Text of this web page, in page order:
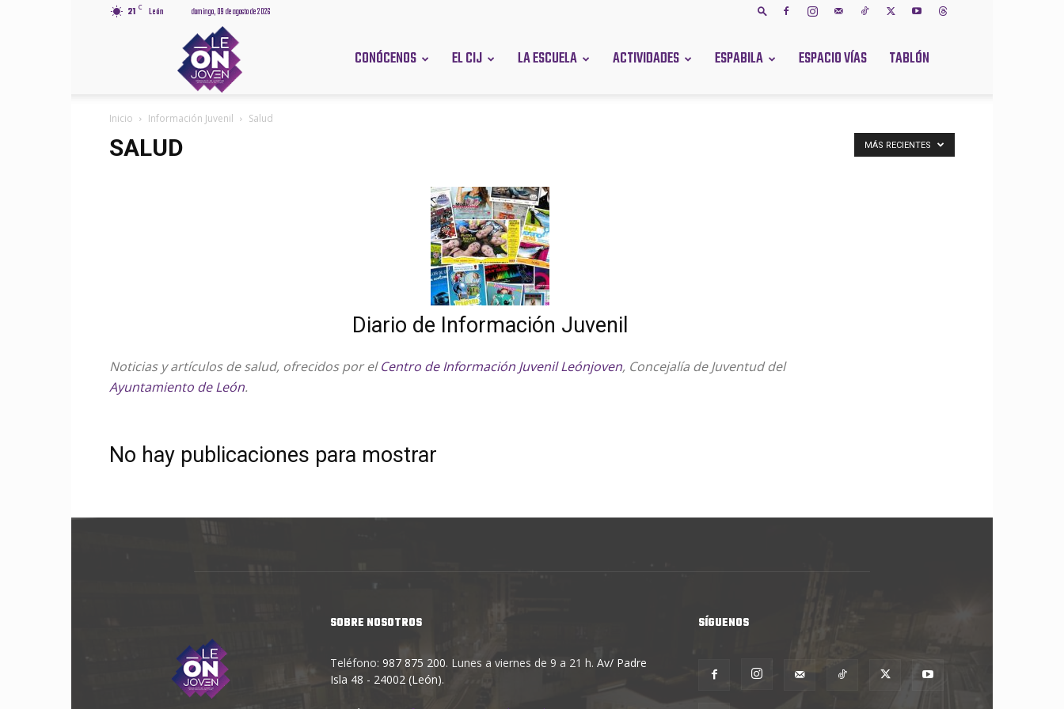
21 C León domingo, 09 de agosto de 2026
LeónjovenCONÓCENOS EL CIJ LA ESCUELA ACTIVIDADES ESPABILA ESPACIO VÍAS TABLÓN
Inicio Información Juvenil Salud
SALUD
Diario de Información Juvenil
Noticias y artículos de salud, ofrecidos por elCentro de Información Juvenil Leónjoven, Concejalía de Juventud del
Ayuntamiento de León.
MÁS RECIENTES
No hay publicaciones para mostrar
SOBRE NOSOTROS
Teléfono: 987 875 200. Lunes a viernes de 9 a 21 h. Av/ Padre
Isla 48 - 24002 (León).
SÍGUENOS